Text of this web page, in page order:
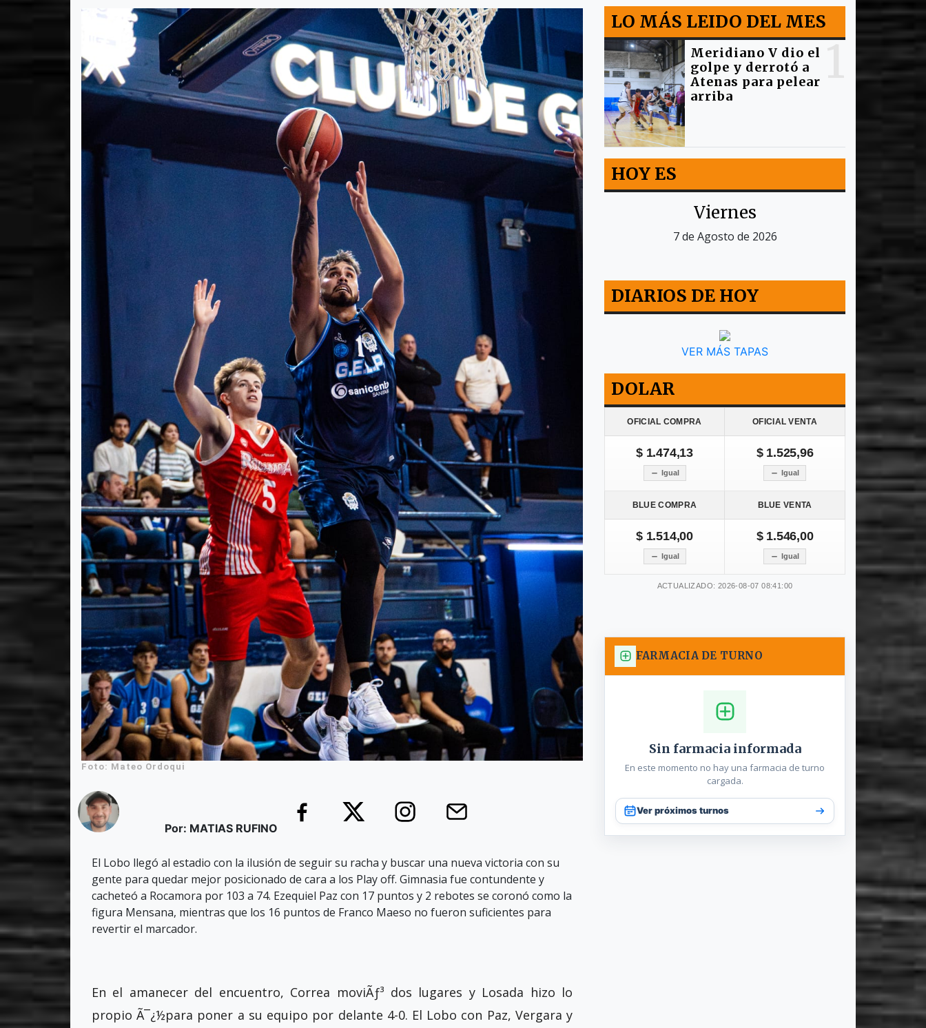
Foto: Mateo Ordoqui
Por: MATIAS RUFINO
El Lobo llegó al estadio con la ilusión de seguir su racha y buscar una nueva victoria con su
gente para quedar mejor posicionado de cara a los Play off. Gimnasia fue contundente y
cacheteó a Rocamora por 103 a 74. Ezequiel Paz con 17 puntos y 2 rebotes se coronó como la
figura Mensana, mientras que los 16 puntos de Franco Maeso no fueron suficientes para
revertir el marcador.
En el amanecer del encuentro, Correa moviÃƒ³ dos lugares y Losada hizo lo
propio Ã¯¿½para poner a su equipo por delante 4-0. El Lobo con Paz, Vergara y
LO MÁS LEIDO DEL MES
Meridiano V dio el
golpe y derrotó a
Atenas para pelear
arriba
HOY ES
Viernes
7 de Agosto de 2026
DIARIOS DE HOY
VER MÁS TAPAS
DOLAR
OFICIAL COMPRA OFICIAL VENTA
$ 1.474,13
Igual
$ 1.525,96
Igual
BLUE COMPRA BLUE VENTA
$ 1.514,00
Igual
$ 1.546,00
Igual
ACTUALIZADO: 2026-08-07 08:41:00
FARMACIA DE TURNO
Sin farmacia informada
En este momento no hay una farmacia de turno
cargada.
Ver próximos turnos